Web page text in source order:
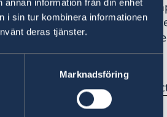
information från din enhet
i sin tur kombinera informationen
deras tjänster.
Marknadsföring
development of the
and advocate on behalf of
for sharing knowledge and
further information and